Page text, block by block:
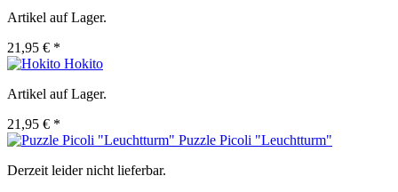
Artikel auf Lager.
21,95 € *
Hokito
Artikel auf Lager.
21,95 € *
Puzzle Picoli "Leuchtturm"
Derzeit leider nicht lieferbar.